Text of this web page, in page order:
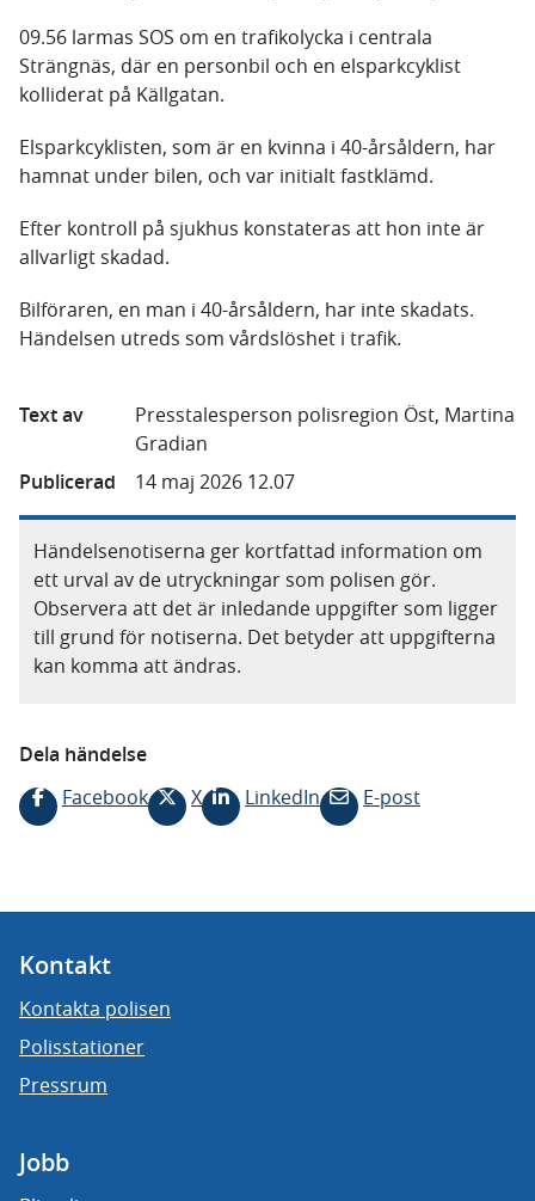
09.56 larmas SOS om en trafikolycka i centrala
Strängnäs, där en personbil och en elsparkcyklist
kolliderat på Källgatan.
Elsparkcyklisten, som är en kvinna i 40-årsåldern, har
hamnat under bilen, och var initialt fastklämd.
Efter kontroll på sjukhus konstateras att hon inte är
allvarligt skadad.
Bilföraren, en man i 40-årsåldern, har inte skadats.
Händelsen utreds som vårdslöshet i trafik.
Text av
Presstalesperson polisregion Öst, Martina
Gradian
Publicerad
14 maj 2026 12.07
Händelsenotiserna ger kortfattad information om
ett urval av de utryckningar som polisen gör.
Observera att det är inledande uppgifter som ligger
till grund för notiserna. Det betyder att uppgifterna
kan komma att ändras.
Dela händelse
Facebook
X LinkedIn E-post
Kontakt
Kontakta polisen
Polisstationer
Pressrum
Jobb